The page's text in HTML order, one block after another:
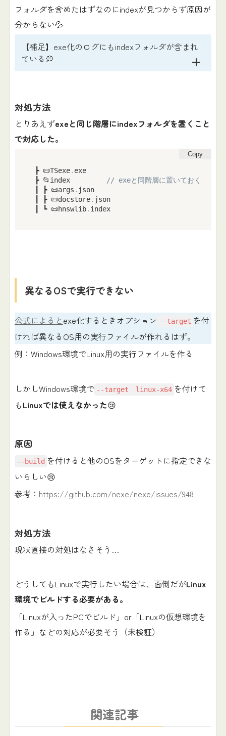
フォルダを含めたはずなのにindexが見つからず原因が
分からない💦
【補足】exe化のログにもindexフォルダが含まれ
ている💭
対処方法
とりあえずexeと同じ階層にindexフォルダを置くこと
で対応した。
Copy
┣ 📜TSexe. exe
┣ 📂index
// exeと同階層に置いておく
┃ ┣ 📜args . json
┃ ┣ 📜docstore. json
┃ ┗ 📜hnswlib. index
異なるOSで実行できない
公式によると exe化するときオプション --target を付
ければ異なるOS用の実行ファイルが作れるはず。
例：Windows環境でLinux用の実行ファイルを作る
しかしWindows環境で --target linux-x64 を付けて
もLinuxでは使えなかった😢
原因
--build を付けると他のOSをターゲットに指定できな
いらしい😢
参考： https://github.com/nexe/nexe/issues/948
対処方法
現状直接の対処はなさそう…
どうしてもLinuxで実行したい場合は、面倒だがLinux
環境でビルドする必要がある。
「Linuxが入ったPCでビルド」or「Linuxの仮想環境を
作る」などの対応が必要そう（未検証）
関連記事